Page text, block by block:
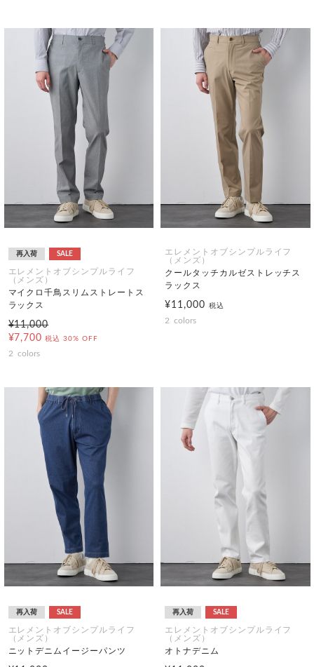
再入荷 SALE
エレメントオブシンプルライフ
（メンズ）
マイクロ千鳥スリムストレートス
ラックス
¥11,000
¥7,700 税込 30% OFF
2 colors
エレメントオブシンプルライフ
（メンズ）
クールタッチカルゼストレッチス
ラックス
¥11,000 税込
2 colors
再入荷 SALE
エレメントオブシンプルライフ
（メンズ）
ニットデニムイージーパンツ
再入荷 SALE
エレメントオブシンプルライフ
（メンズ）
オトナデニム